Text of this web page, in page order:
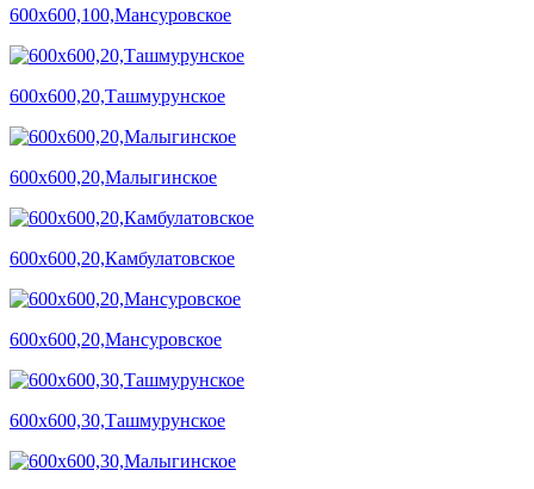
600х600,100,Мансуровское
600х600,20,Ташмурунское
600х600,20,Малыгинское
600х600,20,Камбулатовское
600х600,20,Мансуровское
600х600,30,Ташмурунское